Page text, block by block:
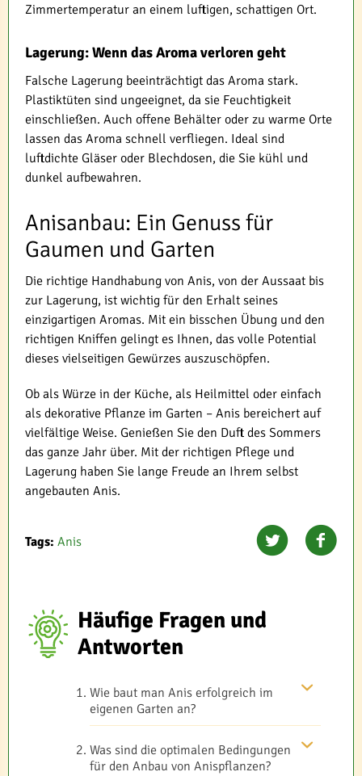
Zimmertemperatur an einem luftigen, schattigen Ort.
Lagerung: Wenn das Aroma verloren geht
Falsche Lagerung beeinträchtigt das Aroma stark.
Plastiktüten sind ungeeignet, da sie Feuchtigkeit
einschließen. Auch offene Behälter oder zu warme Orte
lassen das Aroma schnell verfliegen. Ideal sind
luftdichte Gläser oder Blechdosen, die Sie kühl und
dunkel aufbewahren.
Anisanbau: Ein Genuss für
Gaumen und Garten
Die richtige Handhabung von Anis, von der Aussaat bis
zur Lagerung, ist wichtig für den Erhalt seines
einzigartigen Aromas. Mit ein bisschen Übung und den
richtigen Kniffen gelingt es Ihnen, das volle Potential
dieses vielseitigen Gewürzes auszuschöpfen.
Ob als Würze in der Küche, als Heilmittel oder einfach
als dekorative Pflanze im Garten – Anis bereichert auf
vielfältige Weise. Genießen Sie den Duft des Sommers
das ganze Jahr über. Mit der richtigen Pflege und
Lagerung haben Sie lange Freude an Ihrem selbst
angebauten Anis.
Tags: Anis
Häufige Fragen und
Antworten
Wie baut man Anis erfolgreich im
eigenen Garten an?
Was sind die optimalen Bedingungen
für den Anbau von Anispflanzen?